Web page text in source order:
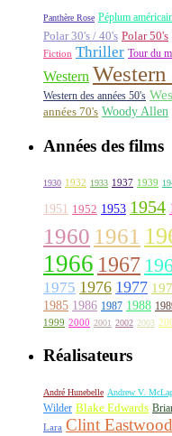
Panthère Rose Péplum
Polar 30's / 40's Polar 50's
Fiction Thriller Tour du
Western
Western des années 50's
années 70's Woody Allen
Années des films
1930 1932 1933 1937 1939
1951 1952 1953 1954
1960 1961
1966 1967
1975 1976 1977
1985 1986 1987 1988
1999 2000 2001 2002 2003
Réalisateurs
André Hunebelle Andrew V.
Wilder Blake Edwards
Lara Clint Eastwood